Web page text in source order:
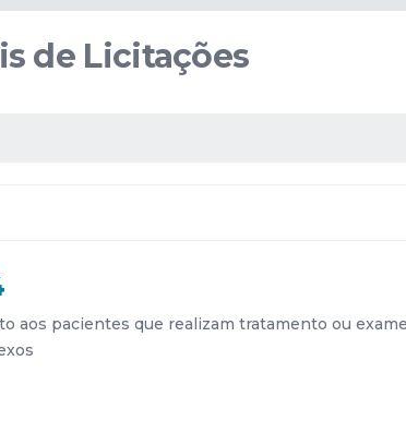
de Licitações
aos pacientes que realizam tratamento ou